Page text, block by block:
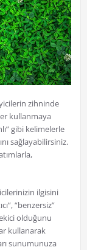
zihninde
kullanmaya
gibi kelimelerle
sağlayabilirsiniz.
ilgisini
“benzersiz”
olduğunu
kullanarak
sunumunuza